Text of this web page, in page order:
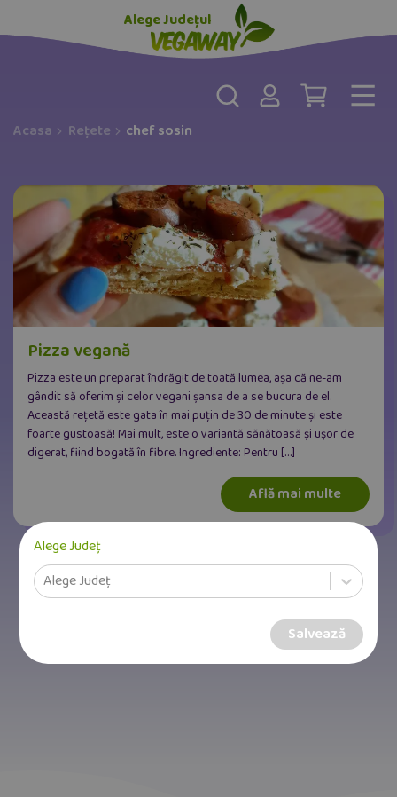
Alege Județul
Acasa Rețete chef sosin
Pizza vegană
Pizza este un preparat îndrăgit de toată lumea, așa că ne-am
gândit să oferim și celor vegani șansa de a se bucura de el.
Această rețetă este gata în mai puțin de 30 de minute și este
foarte gustoasă! Mai mult, este o variantă sănătoasă și ușor de
digerat, fiind bogată în fibre. Ingrediente: Pentru […]
Află mai multe
1
Alege Județ
Alege Județ
Salvează